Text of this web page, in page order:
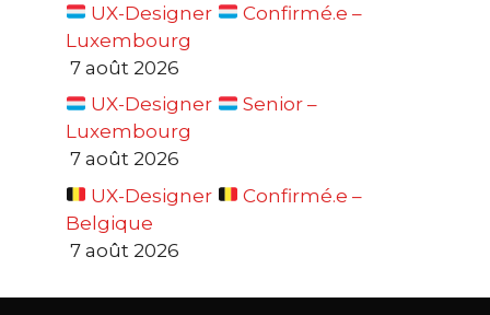
UX-Designer
Confirmé.e –
Luxembourg
7 août 2026
UX-Designer
Senior –
Luxembourg
7 août 2026
UX-Designer
Confirmé.e –
Belgique
7 août 2026